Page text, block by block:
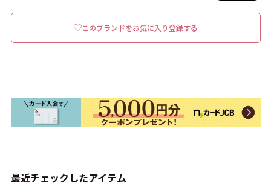
このブランドをお気に入り登録する
最近チェックしたアイテム